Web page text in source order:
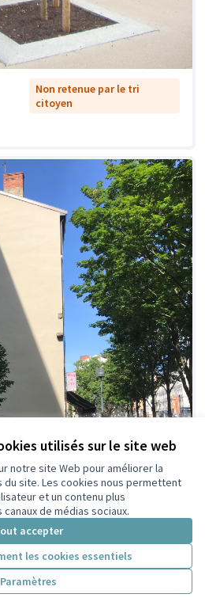
utilisés sur le site web
notre site Web pour améliorer la
site. Les cookies nous permettent
et un contenu plus
de médias sociaux.
accepter
les cookies essentiels
Paramètres
Non retenue par le tri
citoyen